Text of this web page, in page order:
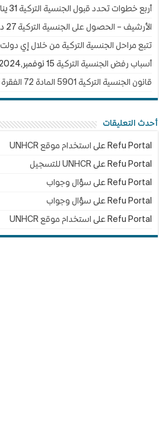
أربع خطوات تحدد قبول الجنسية التركية 31 يناير,2025
الأرشيف – الحصول على الجنسية التركية 27 ديسمبر,2024
تتبع مراحل الجنسية التركية من خلال إي دولت e devlet
أسباب رفض الجنسية التركية 15 نوفمبر,2024
قانون الجنسية التركية 5901 المادة 72 الفقرة 5
أحدث التعليقات
Refu Portal على استخدام موقع UNHCR
Refu Portal على UNHCR للتسجيل
Refu Portal على سؤال وجواب
Refu Portal على سؤال وجواب
Refu Portal على استخدام موقع UNHCR